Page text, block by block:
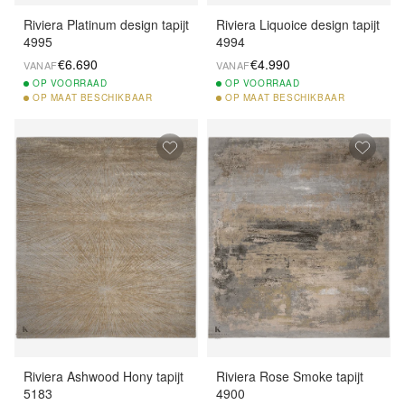
Riviera Platinum design tapijt
4995
VANAF€6.690
OP VOORRAAD
OP MAAT BESCHIKBAAR
Riviera Liquoice design tapijt
4994
VANAF€4.990
OP VOORRAAD
OP MAAT BESCHIKBAAR
Riviera Ashwood Hony tapijt
5183
Riviera Rose Smoke tapijt
4900